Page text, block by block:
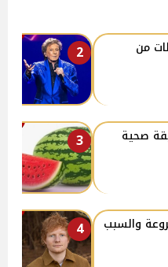
2
من
3 صحية
4
والسبب